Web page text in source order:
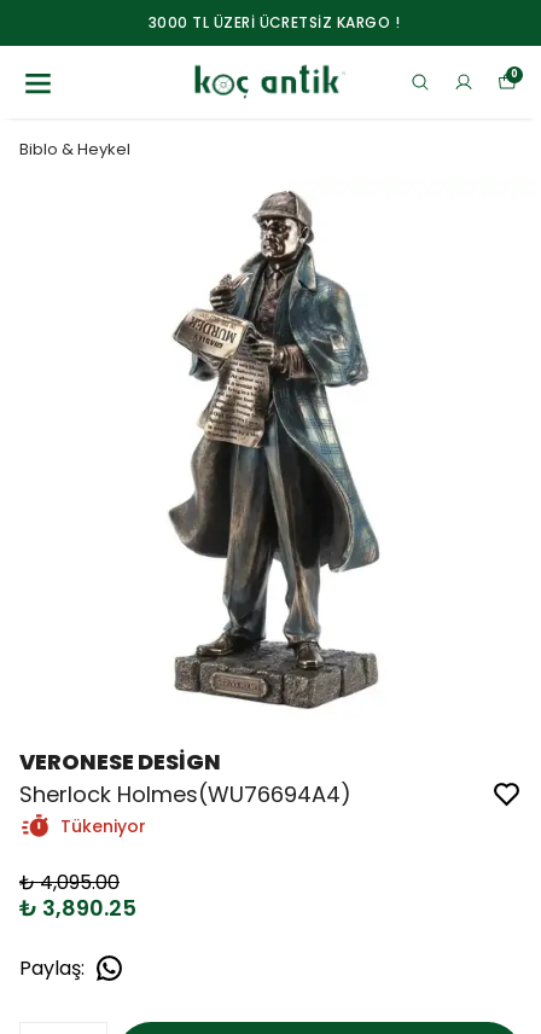
3000 TL ÜZERİ ÜCRETSİZ KARGO !
0
Biblo & Heykel
VERONESE DESİGN
Sherlock Holmes(WU76694A4)
Tükeniyor
₺ 4,095.00
₺ 3,890.25
Paylaş: